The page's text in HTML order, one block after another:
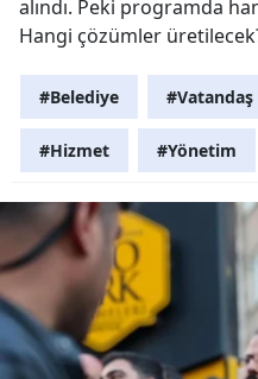
alındı. Peki programda
Hangi çözümler
#Belediye #Vatandaş
#Hizmet #Yönetim